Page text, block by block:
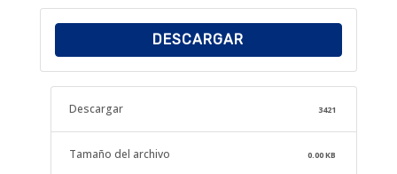
DESCARGAR
Descargar 3421
Tamaño del archivo 0.00 KB